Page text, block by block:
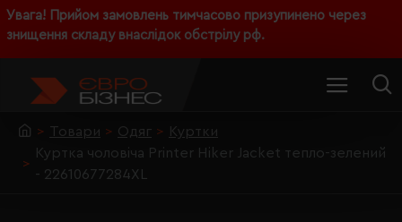
Увага! Прийом замовлень тимчасово призупинено через
знищення складу внаслідок обстрілу рф.
Товари Одяг
Куртки
Куртка чоловіча Printer Hiker Jacket тепло-зелений
- 22610677284XL